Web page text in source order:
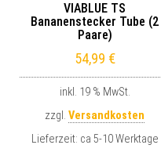
VIABLUE TS
Bananenstecker Tube (2
Paare)
54,99 €
inkl. 19 % MwSt.
zzgl.Versandkosten
Lieferzeit: ca 5-10 Werktage